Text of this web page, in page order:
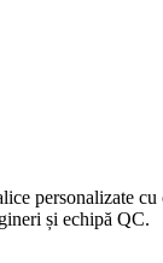
personalizate
și echipă QC.